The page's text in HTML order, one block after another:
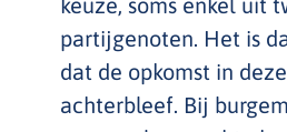
partijgenoten. Het is
dat de opkomst in
achterbleef. Bij